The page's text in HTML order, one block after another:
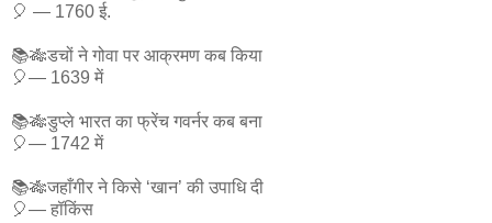
🎈 — 1760 ई.
📚🎋डचों ने गोवा पर आक्रमण कब किया
🎈— 1639 में
📚🎋डुप्ले भारत का फ्रेंच गवर्नर कब बना
🎈— 1742 में
📚🎋जहाँगीर ने किसे ‘खान’ की उपाधि दी
🎈— हॉकिंस